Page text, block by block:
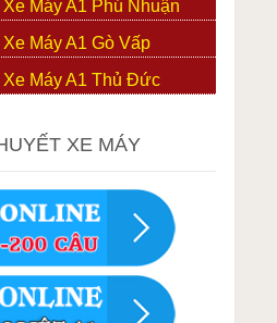
Máy A1 Phú Nhuận
Máy A1 Gò Vấp
Máy A1 Thủ Đức
XE MÁY